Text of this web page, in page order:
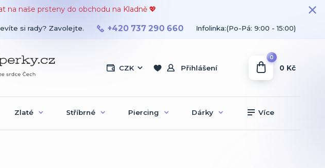
na naše prsteny do obchodu na Kladně 💖
CZK Přihlášení
si rady? Zavolejte. +420 737 290 660 Infolinka:(Po-Pá: 9:00 - 15:00)
0
0 Kč
Zlaté Stříbrné Piercing Dárky Více